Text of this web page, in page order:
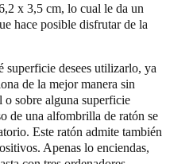
x 3,5 cm, lo cual le da un
hace posible disfrutar de la
superficie desees utilizarlo, ya
de la mejor manera sin
o sobre alguna superficie
de una alfombrilla de ratón se
Este ratón admite también
Apenas lo enciendas,